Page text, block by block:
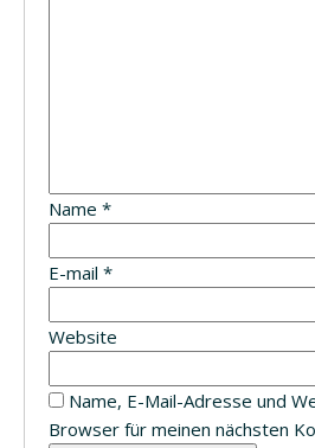
Name *
E-mail *
Website
Name, E-Mail-Adresse und
Browser für meinen nächsten